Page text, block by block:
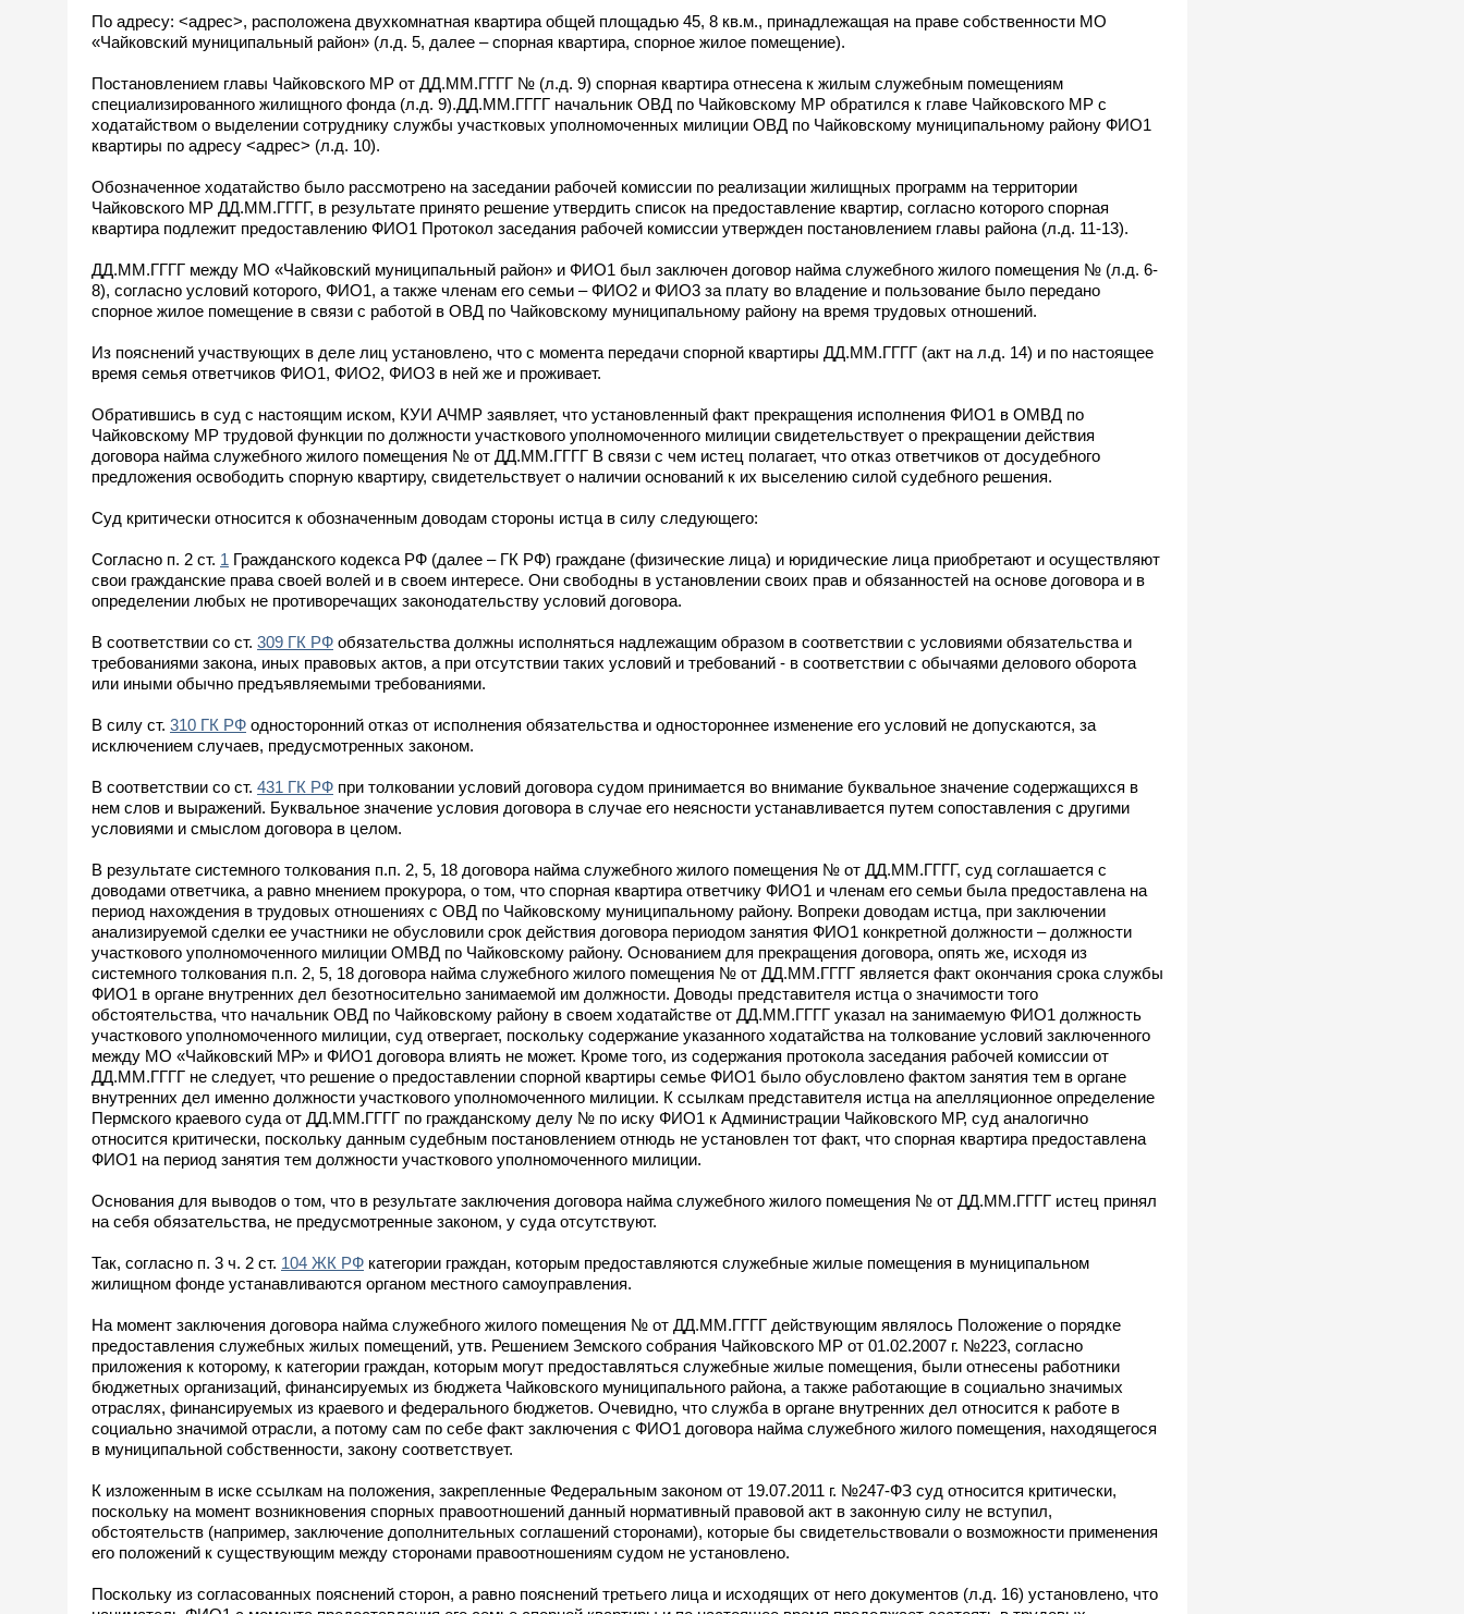
По адресу: <адрес>, расположена двухкомнатная квартира общей площадью 45, 8 кв.м., принадлежащая на праве собственности МО
«Чайковский муниципальный район» (л.д. 5, далее – спорная квартира, спорное жилое помещение).
Постановлением главы Чайковского МР от ДД.ММ.ГГГГ № (л.д. 9) спорная квартира отнесена к жилым служебным помещениям
специализированного жилищного фонда (л.д. 9).ДД.ММ.ГГГГ начальник ОВД по Чайковскому МР обратился к главе Чайковского МР с
ходатайством о выделении сотруднику службы участковых уполномоченных милиции ОВД по Чайковскому муниципальному району ФИО1
квартиры по адресу <адрес> (л.д. 10).
Обозначенное ходатайство было рассмотрено на заседании рабочей комиссии по реализации жилищных программ на территории
Чайковского МР ДД.ММ.ГГГГ, в результате принято решение утвердить список на предоставление квартир, согласно которого спорная
квартира подлежит предоставлению ФИО1 Протокол заседания рабочей комиссии утвержден постановлением главы района (л.д. 11-13).
ДД.ММ.ГГГГ между МО «Чайковский муниципальный район» и ФИО1 был заключен договор найма служебного жилого помещения № (л.д. 6-
8), согласно условий которого, ФИО1, а также членам его семьи – ФИО2 и ФИО3 за плату во владение и пользование было передано
спорное жилое помещение в связи с работой в ОВД по Чайковскому муниципальному району на время трудовых отношений.
Из пояснений участвующих в деле лиц установлено, что с момента передачи спорной квартиры ДД.ММ.ГГГГ (акт на л.д. 14) и по настоящее
время семья ответчиков ФИО1, ФИО2, ФИО3 в ней же и проживает.
Обратившись в суд с настоящим иском, КУИ АЧМР заявляет, что установленный факт прекращения исполнения ФИО1 в ОМВД по
Чайковскому МР трудовой функции по должности участкового уполномоченного милиции свидетельствует о прекращении действия
договора найма служебного жилого помещения № от ДД.ММ.ГГГГ В связи с чем истец полагает, что отказ ответчиков от досудебного
предложения освободить спорную квартиру, свидетельствует о наличии оснований к их выселению силой судебного решения.
Суд критически относится к обозначенным доводам стороны истца в силу следующего:
Согласно п. 2 ст. 1 Гражданского кодекса РФ (далее – ГК РФ) граждане (физические лица) и юридические лица приобретают и осуществляют
свои гражданские права своей волей и в своем интересе. Они свободны в установлении своих прав и обязанностей на основе договора и в
определении любых не противоречащих законодательству условий договора.
В соответствии со ст. 309 ГК РФ обязательства должны исполняться надлежащим образом в соответствии с условиями обязательства и
требованиями закона, иных правовых актов, а при отсутствии таких условий и требований - в соответствии с обычаями делового оборота
или иными обычно предъявляемыми требованиями.
В силу ст. 310 ГК РФ односторонний отказ от исполнения обязательства и одностороннее изменение его условий не допускаются, за
исключением случаев, предусмотренных законом.
В соответствии со ст. 431 ГК РФ при толковании условий договора судом принимается во внимание буквальное значение содержащихся в
нем слов и выражений. Буквальное значение условия договора в случае его неясности устанавливается путем сопоставления с другими
условиями и смыслом договора в целом.
В результате системного толкования п.п. 2, 5, 18 договора найма служебного жилого помещения № от ДД.ММ.ГГГГ, суд соглашается с
доводами ответчика, а равно мнением прокурора, о том, что спорная квартира ответчику ФИО1 и членам его семьи была предоставлена на
период нахождения в трудовых отношениях с ОВД по Чайковскому муниципальному району. Вопреки доводам истца, при заключении
анализируемой сделки ее участники не обусловили срок действия договора периодом занятия ФИО1 конкретной должности – должности
участкового уполномоченного милиции ОМВД по Чайковскому району. Основанием для прекращения договора, опять же, исходя из
системного толкования п.п. 2, 5, 18 договора найма служебного жилого помещения № от ДД.ММ.ГГГГ является факт окончания срока службы
ФИО1 в органе внутренних дел безотносительно занимаемой им должности. Доводы представителя истца о значимости того
обстоятельства, что начальник ОВД по Чайковскому району в своем ходатайстве от ДД.ММ.ГГГГ указал на занимаемую ФИО1 должность
участкового уполномоченного милиции, суд отвергает, поскольку содержание указанного ходатайства на толкование условий заключенного
между МО «Чайковский МР» и ФИО1 договора влиять не может. Кроме того, из содержания протокола заседания рабочей комиссии от
ДД.ММ.ГГГГ не следует, что решение о предоставлении спорной квартиры семье ФИО1 было обусловлено фактом занятия тем в органе
внутренних дел именно должности участкового уполномоченного милиции. К ссылкам представителя истца на апелляционное определение
Пермского краевого суда от ДД.ММ.ГГГГ по гражданскому делу № по иску ФИО1 к Администрации Чайковского МР, суд аналогично
относится критически, поскольку данным судебным постановлением отнюдь не установлен тот факт, что спорная квартира предоставлена
ФИО1 на период занятия тем должности участкового уполномоченного милиции.
Основания для выводов о том, что в результате заключения договора найма служебного жилого помещения № от ДД.ММ.ГГГГ истец принял
на себя обязательства, не предусмотренные законом, у суда отсутствуют.
Так, согласно п. 3 ч. 2 ст. 104 ЖК РФ категории граждан, которым предоставляются служебные жилые помещения в муниципальном
жилищном фонде устанавливаются органом местного самоуправления.
На момент заключения договора найма служебного жилого помещения № от ДД.ММ.ГГГГ действующим являлось Положение о порядке
предоставления служебных жилых помещений, утв. Решением Земского собрания Чайковского МР от 01.02.2007 г. №223, согласно
приложения к которому, к категории граждан, которым могут предоставляться служебные жилые помещения, были отнесены работники
бюджетных организаций, финансируемых из бюджета Чайковского муниципального района, а также работающие в социально значимых
отраслях, финансируемых из краевого и федерального бюджетов. Очевидно, что служба в органе внутренних дел относится к работе в
социально значимой отрасли, а потому сам по себе факт заключения с ФИО1 договора найма служебного жилого помещения, находящегося
в муниципальной собственности, закону соответствует.
К изложенным в иске ссылкам на положения, закрепленные Федеральным законом от 19.07.2011 г. №247-ФЗ суд относится критически,
поскольку на момент возникновения спорных правоотношений данный нормативный правовой акт в законную силу не вступил,
обстоятельств (например, заключение дополнительных соглашений сторонами), которые бы свидетельствовали о возможности применения
его положений к существующим между сторонами правоотношениям судом не установлено.
Поскольку из согласованных пояснений сторон, а равно пояснений третьего лица и исходящих от него документов (л.д. 16) установлено, что